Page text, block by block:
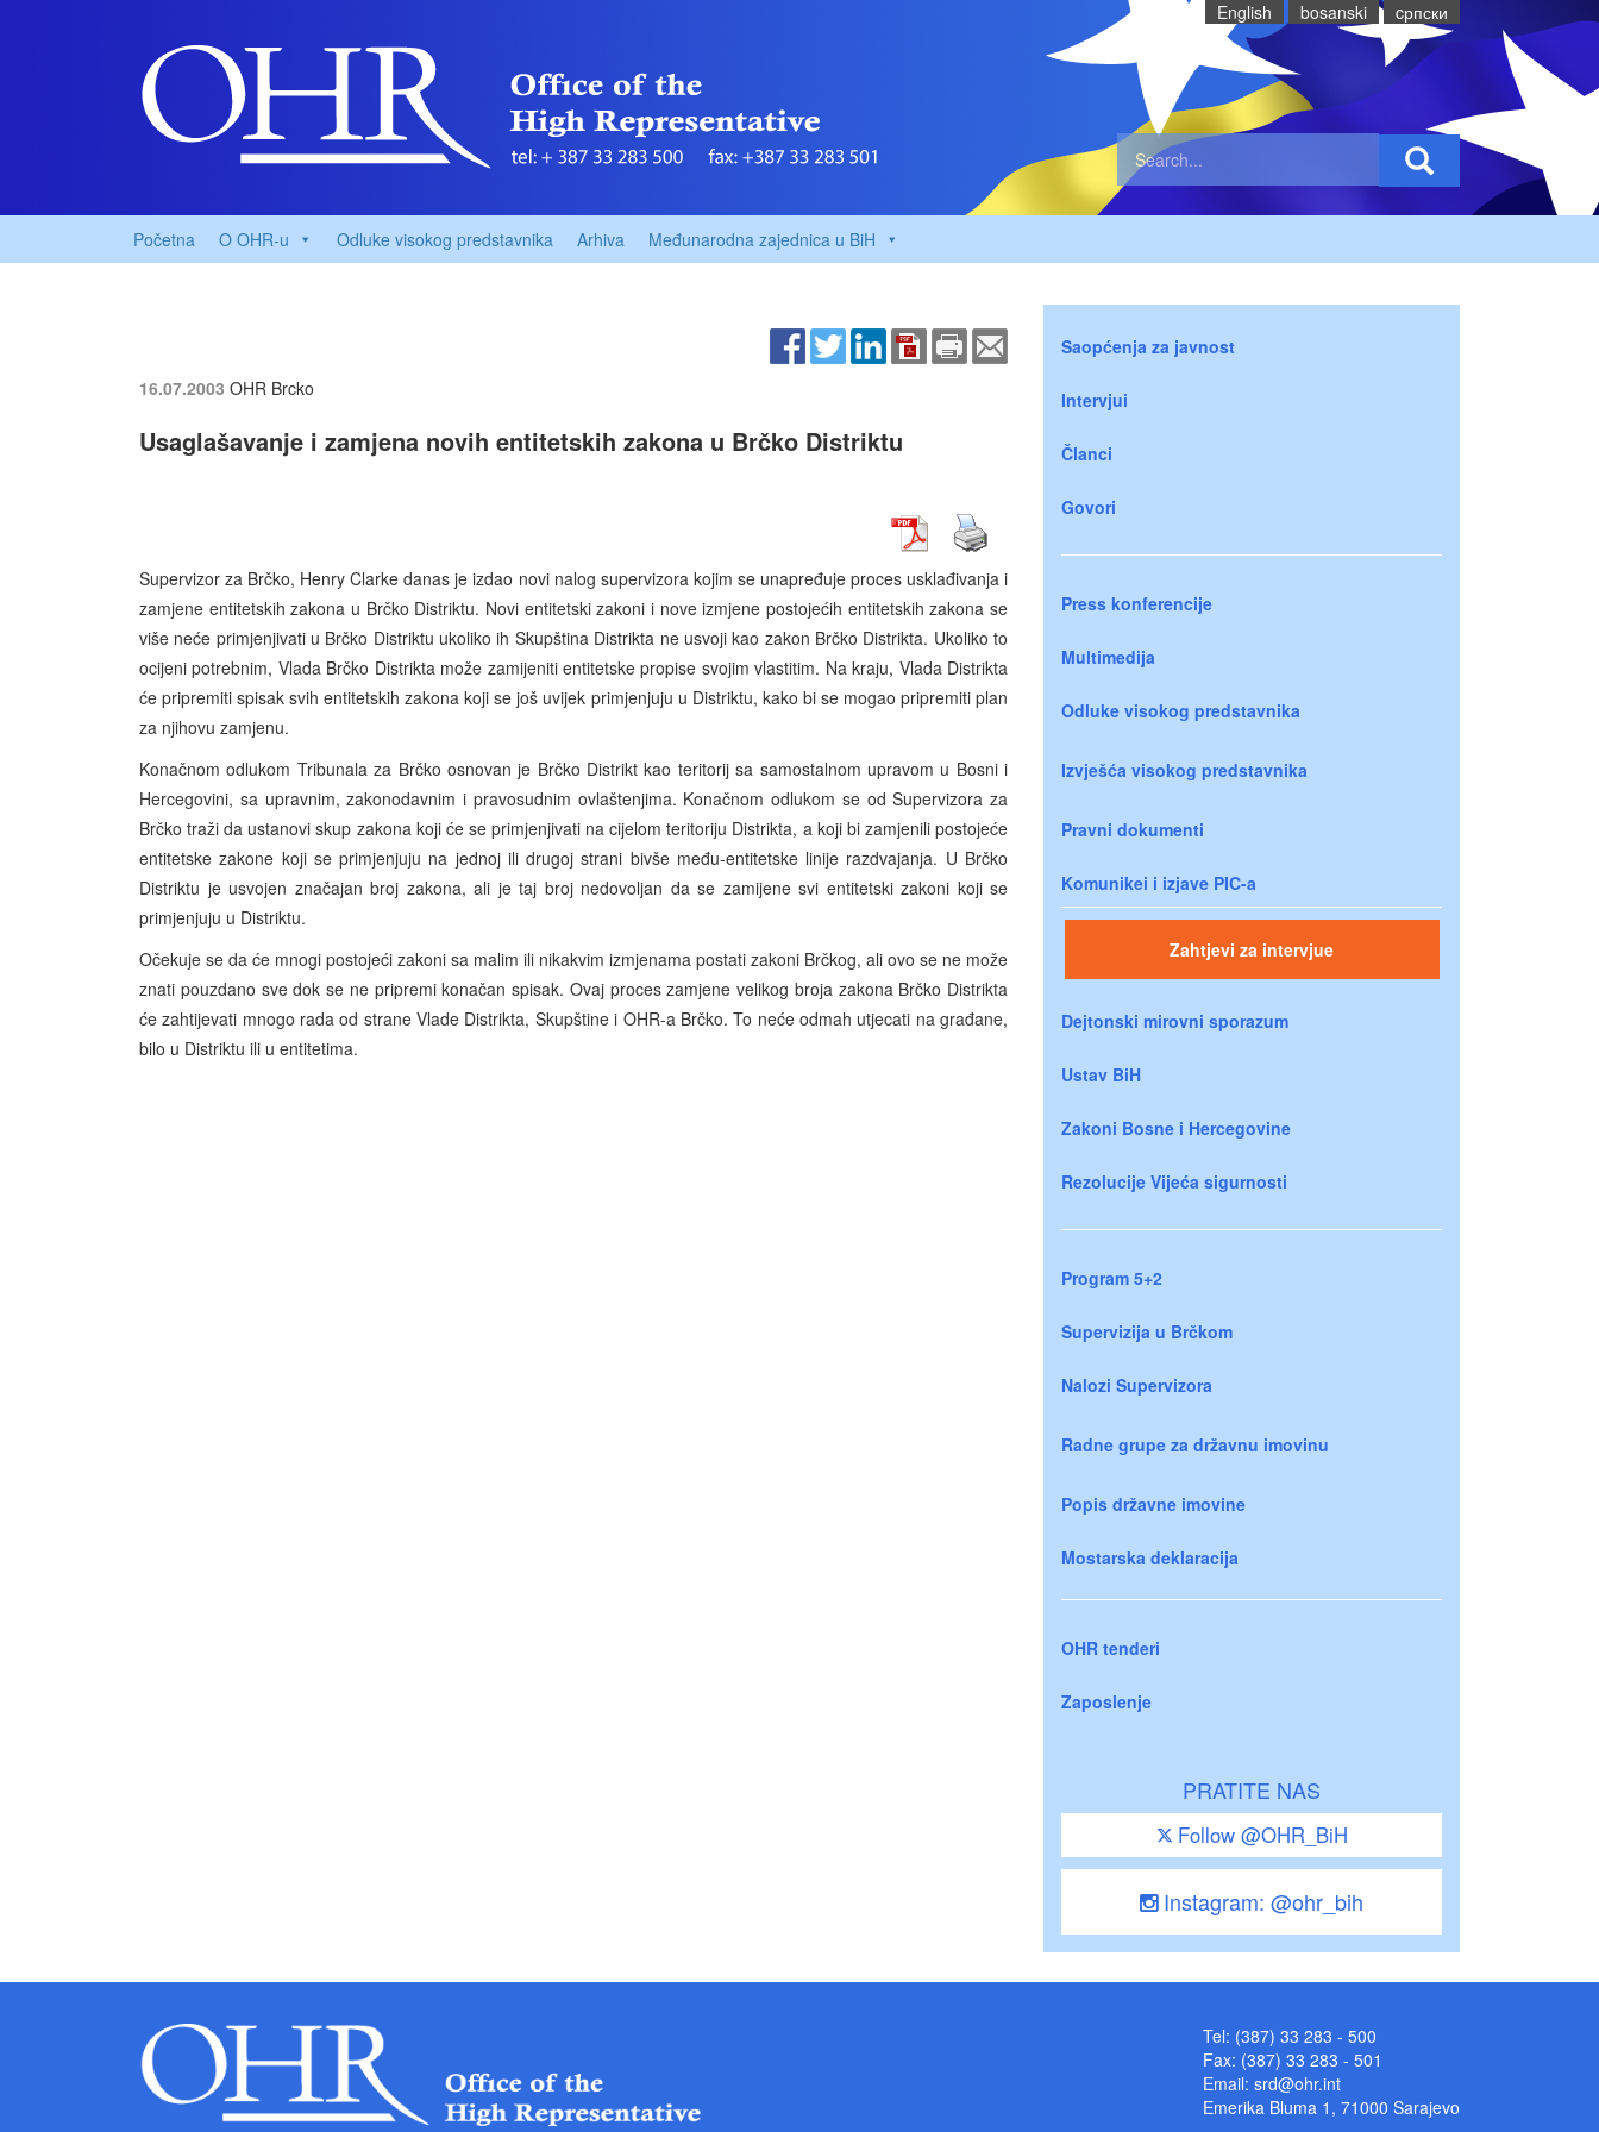
English bosanski cрпски
Početna O OHR-u Odluke visokog predstavnika Arhiva Međunarodna zajednica u BiH
16.07.2003 OHR Brcko
Usaglašavanje i zamjena novih entitetskih zakona u Brčko Distriktu
Supervizor za Brčko, Henry Clarke danas je izdao novi nalog supervizora kojim se unapređuje proces usklađivanja i
zamjene entitetskih zakona u Brčko Distriktu. Novi entitetski zakoni i nove izmjene postojećih entitetskih zakona se
više neće primjenjivati u Brčko Distriktu ukoliko ih Skupština Distrikta ne usvoji kao zakon Brčko Distrikta. Ukoliko to
ocijeni potrebnim, Vlada Brčko Distrikta može zamijeniti entitetske propise svojim vlastitim. Na kraju, Vlada Distrikta
će pripremiti spisak svih entitetskih zakona koji se još uvijek primjenjuju u Distriktu, kako bi se mogao pripremiti plan
za njihovu zamjenu.
Konačnom odlukom Tribunala za Brčko osnovan je Brčko Distrikt kao teritorij sa samostalnom upravom u Bosni i
Hercegovini, sa upravnim, zakonodavnim i pravosudnim ovlaštenjima. Konačnom odlukom se od Supervizora za
Brčko traži da ustanovi skup zakona koji će se primjenjivati na cijelom teritoriju Distrikta, a koji bi zamjenili postojeće
entitetske zakone koji se primjenjuju na jednoj ili drugoj strani bivše među-entitetske linije razdvajanja. U Brčko
Distriktu je usvojen značajan broj zakona, ali je taj broj nedovoljan da se zamijene svi entitetski zakoni koji se
primjenjuju u Distriktu.
Očekuje se da će mnogi postojeći zakoni sa malim ili nikakvim izmjenama postati zakoni Brčkog, ali ovo se ne može
znati pouzdano sve dok se ne pripremi konačan spisak. Ovaj proces zamjene velikog broja zakona Brčko Distrikta
će zahtijevati mnogo rada od strane Vlade Distrikta, Skupštine i OHR-a Brčko. To neće odmah utjecati na građane,
bilo u Distriktu ili u entitetima.
Saopćenja za javnost
Intervjui
Članci
Govori
Press konferencije
Multimedija
Odluke visokog predstavnika
Izvješća visokog predstavnika
Pravni dokumenti
Komunikei i izjave PIC-a
Zahtjevi za intervjue
Dejtonski mirovni sporazum
Ustav BiH
Zakoni Bosne i Hercegovine
Rezolucije Vijeća sigurnosti
Program 5+2
Supervizija u Brčkom
Nalozi Supervizora
Radne grupe za državnu imovinu
Popis državne imovine
Mostarska deklaracija
OHR tenderi
Zaposlenje
PRATITE NAS
Follow @OHR_BiH
Instagram: @ohr_bih
Tel: (387) 33 283 - 500
Fax: (387) 33 283 - 501
Email: srd@ohr.int
Emerika Bluma 1, 71000 Sarajevo